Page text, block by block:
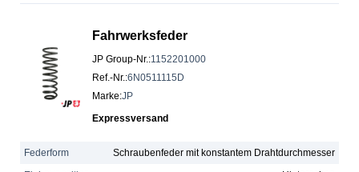
Fahrwerksfeder
JP Group-Nr.:1152201000
Ref.-Nr.:6N0511115D
Marke:JP
Expressversand
Federform
Schraubenfeder mit konstantem Drahtdurchmesser